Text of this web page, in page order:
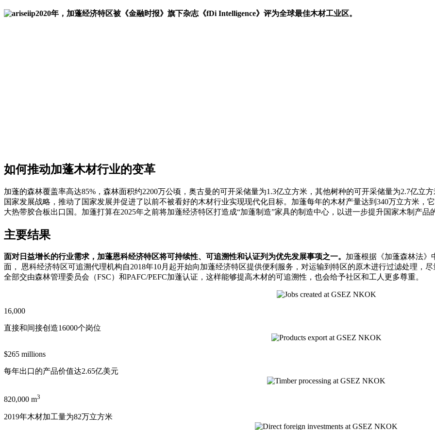
2020年，加蓬经济特区被《金融时报》旗下杂志《fDi Intelligence》评为全球最佳木材工业区。
如何推动加蓬木材行业的变革
加蓬的森林覆盖率高达85%，森林面积约2200万公顷，奥古曼的可开采储量为1.3亿立方米，其他树种的可开采储量为2.7亿立
国家发展战略，推动了国家发展并促进了以前不被看好的木材行业实现现代化目标。加蓬每年的木材产量达到340万立方米，
大热带胶合板出口国。加蓬打算在2025年之前将加蓬经济特区打造成“加蓬制造”家具的制造中心，以进一步提升国家木制产品
主要结果
面对日益增长的行业需求，加蓬恩科经济特区将可持续性、可追溯性和认证列为优先发展事项之一。 加蓬根据《加蓬森林法》
面， 恩科经济特区可追溯代理机构自2018年10月起开始向加蓬经济特区提供便利服务，对运输到特区的原木进行过滤处理，
全部交由森林管理委员会（FSC）和PAFC/PEFC加蓬认证，这样能够提高木材的可追溯性，也会给予社区和工人更多尊重。
16,000
直接和间接创造16000个岗位
$265 millions
每年出口的产品价值达2.65亿美元
820,000 m3
2019年木材加工量为82万立方米